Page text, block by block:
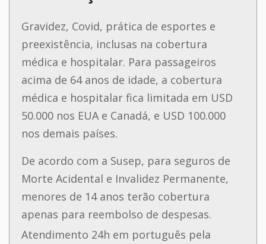
Gravidez, Covid, prática de esportes e
preexistência, inclusas na cobertura
médica e hospitalar. Para passageiros
acima de 64 anos de idade, a cobertura
médica e hospitalar fica limitada em USD
50.000 nos EUA e Canadá, e USD 100.000
nos demais países.
De acordo com a Susep, para seguros de
Morte Acidental e Invalidez Permanente,
menores de 14 anos terão cobertura
apenas para reembolso de despesas.
Atendimento 24h em português pela